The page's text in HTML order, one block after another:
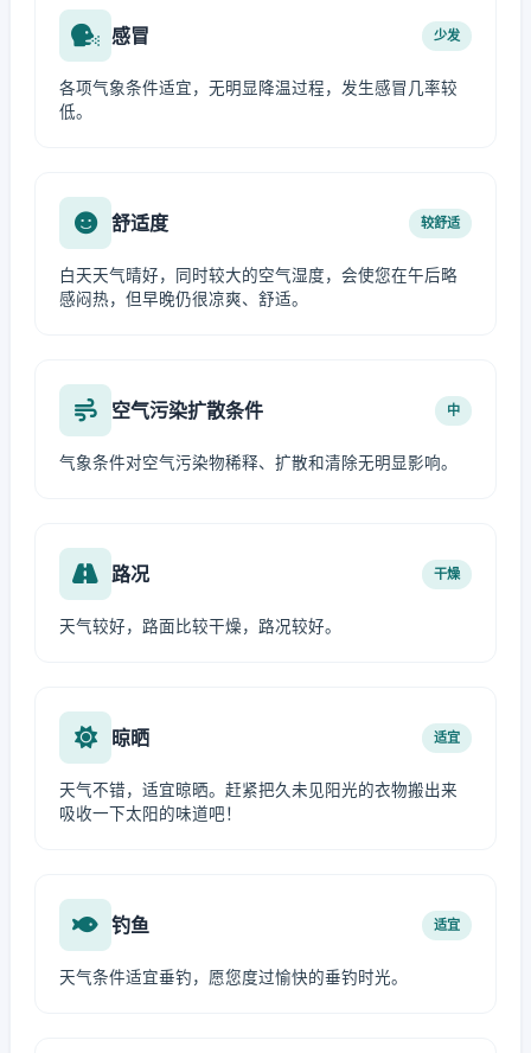
感冒 少发
各项气象条件适宜，无明显降温过程，发生感冒几率较
低。
舒适度 较舒适
白天天气晴好，同时较大的空气湿度，会使您在午后略
感闷热，但早晚仍很凉爽、舒适。
空气污染扩散条件 中
气象条件对空气污染物稀释、扩散和清除无明显影响。
路况 干燥
天气较好，路面比较干燥，路况较好。
晾晒 适宜
天气不错，适宜晾晒。赶紧把久未见阳光的衣物搬出来
吸收一下太阳的味道吧！
钓鱼 适宜
天气条件适宜垂钓，愿您度过愉快的垂钓时光。